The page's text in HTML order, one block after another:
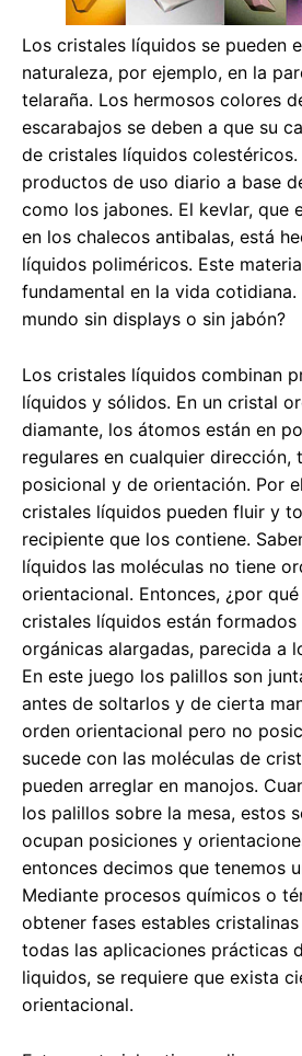
Los cristales líquidos se pueden
naturaleza, por ejemplo, en la
telaraña. Los hermosos colores
escarabajos se deben a que su
de cristales líquidos colestéricos.
productos de uso diario a base
como los jabones. El kevlar, que
en los chalecos antibalas, está
líquidos poliméricos. Este
fundamental en la vida cotidiana.
mundo sin displays o sin jabón?
Los cristales líquidos combinan
líquidos y sólidos. En un cristal
diamante, los átomos están en
regulares en cualquier dirección,
posicional y de orientación. Por
cristales líquidos pueden fluir y
recipiente que los contiene.
líquidos las moléculas no tiene
orientacional. Entonces, ¿por
cristales líquidos están
orgánicas alargadas, parecida a
En este juego los palillos son
antes de soltarlos y de cierta
orden orientacional pero no
sucede con las moléculas de
pueden arreglar en manojos.
los palillos sobre la mesa, estos
ocupan posiciones y
entonces decimos que tenemos
Mediante procesos químicos o
obtener fases estables
todas las aplicaciones prácticas
liquidos, se requiere que exista
orientacional.